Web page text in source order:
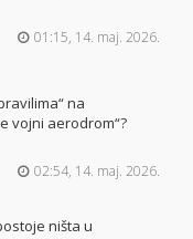
01:15, 14. maj. 2026.
na
vojni aerodrom“?
02:54, 14. maj. 2026.
ništa u